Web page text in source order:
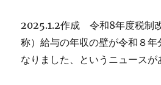
2025.1.2作成 令和8年度税制
称）給与の年収の壁が令和８
なりました、というニュースが